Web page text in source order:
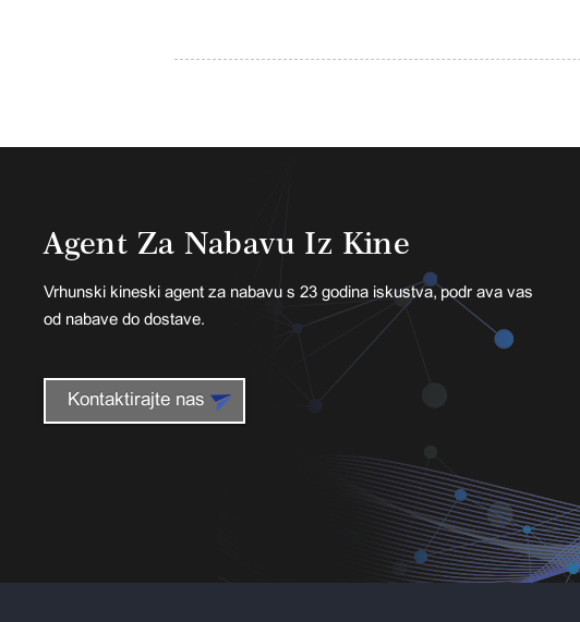
Agent Za Nabavu Iz Kine
Vrhunski kineski agent za nabavu s 23 godina iskustva, podržava vas
od nabave do dostave.
Kontaktirajte nas